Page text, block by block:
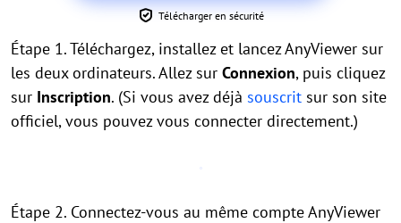
Télécharger en sécurité
Étape 1. Téléchargez, installez et lancez AnyViewer sur
les deux ordinateurs. Allez sur Connexion, puis cliquez
sur Inscription. (Si vous avez déjà souscrit sur son site
officiel, vous pouvez vous connecter directement.)
Étape 2. Connectez-vous au même compte AnyViewer